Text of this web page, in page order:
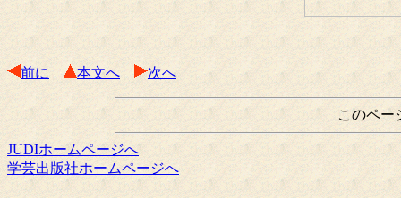
前に 本文へ 次へ
このペー
JUDIホームページへ
学芸出版社ホームページへ